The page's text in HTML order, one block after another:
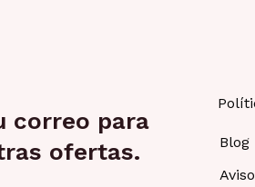
correo para
ofertas.
Blog